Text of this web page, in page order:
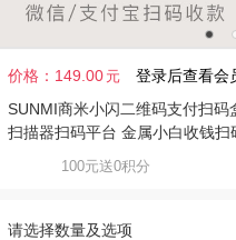
价格： 149.00 元
登录后查看会
SUNMI商米小闪二维码支付扫
扫描器扫码平台 金属小白收钱扫
100元送0积分
请选择数量及选项